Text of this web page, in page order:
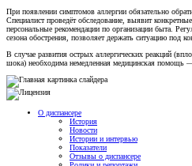
При появлении симптомов аллергии обязательно
Специалист проведёт обследование, выявит
персональные рекомендации по организации быта.
сезона обострения, позволяет держать ситуацию под
В случае развития острых аллергических реакций
шока) необходима немедленная медицинская помощь
О диспансере
История
Новости
Истории и интервью
Показатели
Отзывы о диспансере